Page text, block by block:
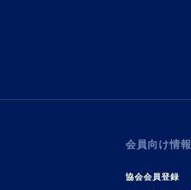
会員向け情報
協会会員登録